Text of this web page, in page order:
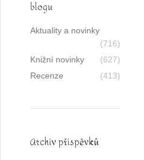
blogu
Aktuality a novinky
(716)
Knižní novinky
(627)
Recenze
(413)
Archív příspěvků